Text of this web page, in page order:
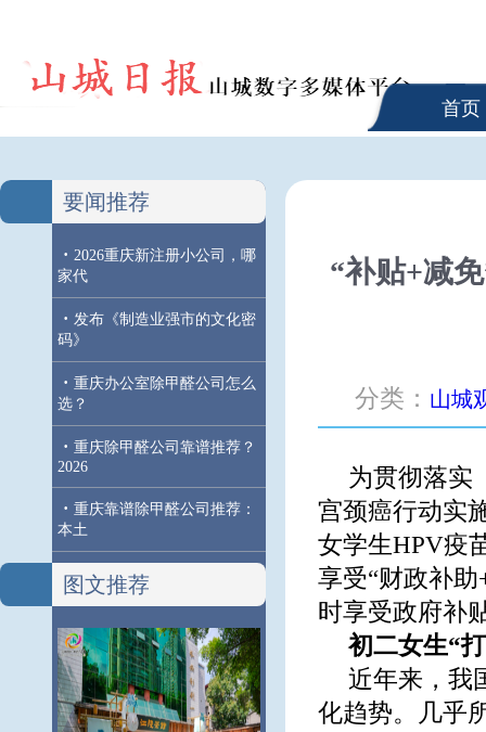
首页
要闻推荐
· 2026重庆新注册小公司，哪
家代
· 发布《制造业强市的文化密
码》
· 重庆办公室除甲醛公司怎么
选？
· 重庆除甲醛公司靠谱推荐？
2026
· 重庆靠谱除甲醛公司推荐：
本土
图文推荐
“补贴+减
分类： 山城
为贯彻落实
宫颈癌行动实
女学生HPV疫
享受“财政补
时享受政府补
初二女生“
近年来，我
化趋势。几乎